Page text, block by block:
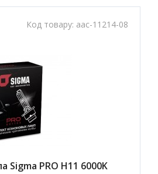
Код товару: aac-11214-08
Sigma PRO H11 6000K